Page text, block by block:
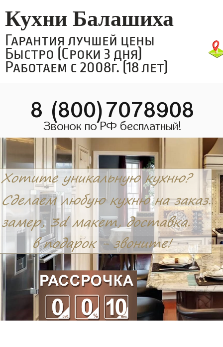
Кухни Балашиха
Гарантия лучшей цены
Быстро (Сроки 3 дня)
Работаем с 2008г. (18 лет)
8 (800)7078908
Звонок по РФ бесплатный!